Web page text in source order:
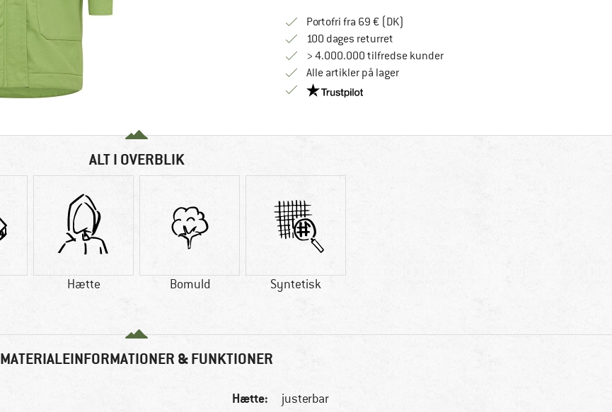
Portofri fra 69 € (DK)
100 dages returretGå til returretten her Åbnes i en infoboks
> 4.000.000 tilfredse kunder
Alle artikler på lager
Vi er Trustpilot-certificeret - oplysningerne får du
ALT I OVERBLIK
Hætte Bomuld Syntetisk
MATERIALEINFORMATIONER & FUNKTIONER
Hætte: justerbar